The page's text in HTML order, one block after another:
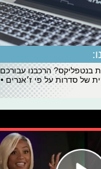
בנטפליקס? הרכבנו עבורכם
של סדרות על פי ז׳אנרים •